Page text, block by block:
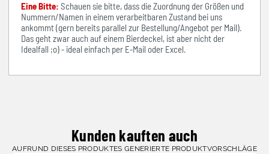
Eine Bitte: Schauen sie bitte, dass die Zuordnung der Größen und
Nummern/Namen in einem verarbeitbaren Zustand bei uns
ankommt (gern bereits parallel zur Bestellung/Angebot per Mail).
Das geht zwar auch auf einem Bierdeckel, ist aber nicht der
Idealfall ;o) - ideal einfach per E-Mail oder Excel.
Kunden kauften auch
AUFRUND DIESES PRODUKTES GENERIERTE PRODUKTVORSCHLÄGE